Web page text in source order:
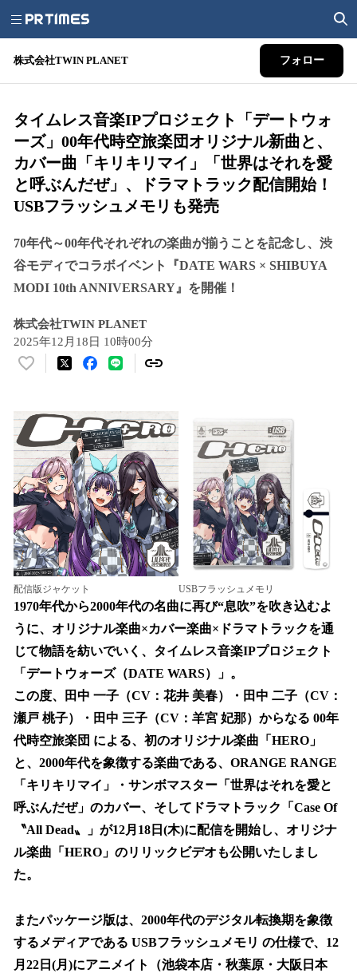
株式会社TWIN PLANET フォロー
タイムレス音楽IPプロジェクト「デートウォ
ーズ」00年代時空旅楽団オリジナル新曲と、
カバー曲「キリキリマイ」「世界はそれを愛
と呼ぶんだぜ」、ドラマトラック配信開始！
USBフラッシュメモリも発売
70年代～00年代それぞれの楽曲が揃うことを記念し、渋
谷モディでコラボイベント『DATE WARS × SHIBUYA
MODI 10th ANNIVERSARY』を開催！
株式会社TWIN PLANET
2025年12月18日 10時00分
い
！
数
を
読
み
込
み
中
で
す
配信版ジャケット USBフラッシュメモリ
1970年代から2000年代の名曲に再び“息吹”を吹き込むよ
うに、オリジナル楽曲×カバー楽曲×ドラマトラックを通
じて物語を紡いでいく、タイムレス音楽IPプロジェクト
「デートウォーズ（DATE WARS）」。
この度、田中 一子（CV：花井 美春）・田中 二子（CV：
瀬戸 桃子）・田中 三子（CV：羊宮 妃那）からなる 00年
代時空旅楽団 による、初のオリジナル楽曲「HERO」
と、2000年代を象徴する楽曲である、ORANGE RANGE
「キリキリマイ」・サンボマスター「世界はそれを愛と
呼ぶんだぜ」のカバー、そしてドラマトラック「Case Of
〝All Dead〟」が12月18日(木)に配信を開始し、オリジナ
ル楽曲「HERO」のリリックビデオも公開いたしまし
た。
またパッケージ版は、2000年代のデジタル転換期を象徴
するメディアである USBフラッシュメモリ の仕様で、12
月22日(月)にアニメイト（池袋本店・秋葉原・大阪日本